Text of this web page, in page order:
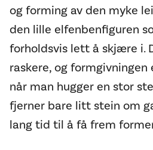
og forming av den myke
den lille elfenbenfiguren
forholdsvis lett å skjære i.
raskere, og
når man hugger en stor
fjerner bare litt stein om
lang tid til å få frem